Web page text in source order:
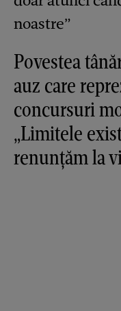
Povestea
auz care
concursuri
„Limitele
renunțăm la